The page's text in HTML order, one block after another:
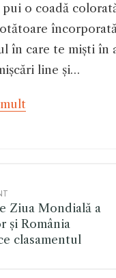
o coadă
în care te miști în
line și…
Ziua Mondială a
și România
clasamentul